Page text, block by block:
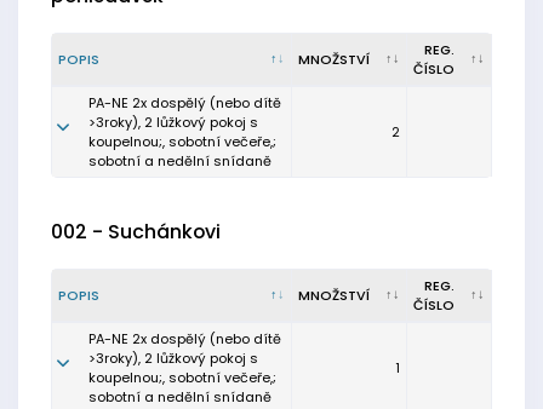
POPIS MNOŽSTVÍ
REG.
ČÍSLO
PA-NE 2x dospělý (nebo dítě
>3roky), 2 lůžkový pokoj s
koupelnou;, sobotní večeře,;
sobotní a nedělní snídaně
2
002 - Suchánkovi
POPIS MNOŽSTVÍ
REG.
ČÍSLO
PA-NE 2x dospělý (nebo dítě
>3roky), 2 lůžkový pokoj s
koupelnou;, sobotní večeře,;
sobotní a nedělní snídaně
1